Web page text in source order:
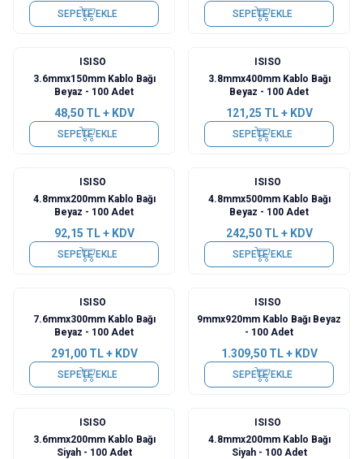
SEPETE EKLE SEPETE EKLE
ISISO
3.6mmx150mm Kablo Bağı
Beyaz - 100 Adet
48,50TL + KDV
SEPETE EKLE
ISISO
3.8mmx400mm Kablo Bağı
Beyaz - 100 Adet
121,25 TL + KDV
SEPETE EKLE
ISISO
4.8mmx200mm Kablo Bağı
Beyaz - 100 Adet
92,15 TL + KDV
SEPETE EKLE
ISISO
4.8mmx500mm Kablo Bağı
Beyaz - 100 Adet
242,50TL + KDV
SEPETE EKLE
ISISO
7.6mmx300mm Kablo Bağı
Beyaz - 100 Adet
291,00TL + KDV
SEPETE EKLE
ISISO
9mmx920mm Kablo Bağı Beyaz
- 100 Adet
1.309,50TL + KDV
SEPETE EKLE
ISISO
3.6mmx200mm Kablo Bağı
Siyah - 100 Adet
ISISO
4.8mmx200mm Kablo Bağı
Siyah - 100 Adet